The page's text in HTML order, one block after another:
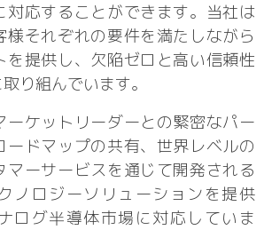
対応することができます。当社は
様それぞれの要件を満たしながら
を提供し、欠陥ゼロと高い信頼性
り組んでいます。
ーケットリーダーとの緊密なパー
ードマップの共有、世界レベルの
マーサービスを通じて開発される
ノロジーソリューションを提供
ログ半導体市場に対応していま